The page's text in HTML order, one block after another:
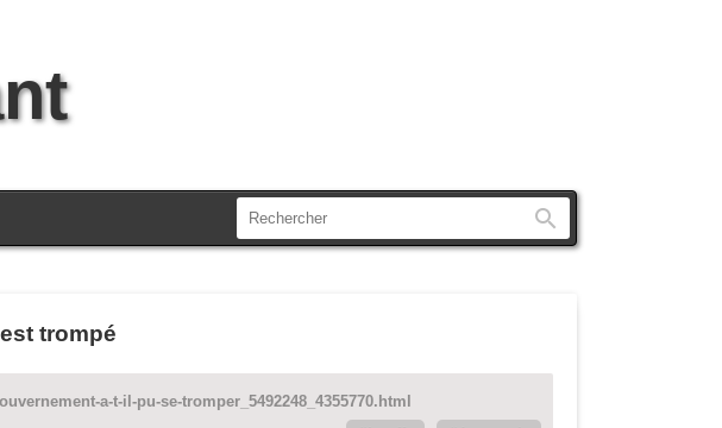
trompé
a-t-il-pu-se-tromper_5492248_4355770.html